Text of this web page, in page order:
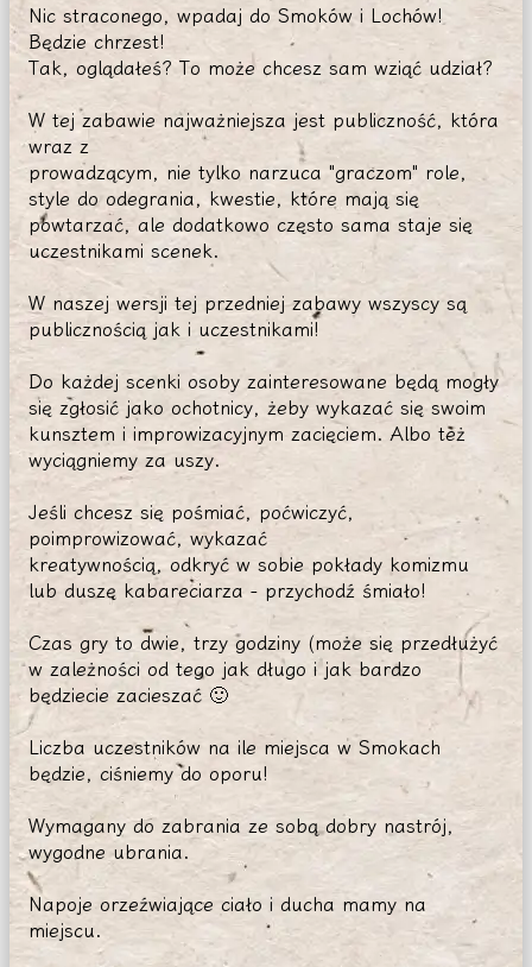
Nic straconego, wpadaj do Smoków i Lochów!
Będzie chrzest!
Tak, oglądałeś? To może chcesz sam wziąć udział?
W tej zabawie najważniejsza jest publiczność, która
wraz z
prowadzącym, nie tylko narzuca "graczom" role,
style do odegrania, kwestie, które mają się
powtarzać, ale dodatkowo często sama staje się
uczestnikami scenek.
W naszej wersji tej przedniej zabawy wszyscy są
publicznością jak i uczestnikami!
Do każdej scenki osoby zainteresowane będą mogły
się zgłosić jako ochotnicy, żeby wykazać się swoim
kunsztem i improwizacyjnym zacięciem. Albo też
wyciągniemy za uszy.
Jeśli chcesz się pośmiać, poćwiczyć,
poimprowizować, wykazać
kreatywnością, odkryć w sobie pokłady komizmu
lub duszę kabareciarza - przychodź śmiało!
Czas gry to dwie, trzy godziny (może się przedłużyć
w zależności od tego jak długo i jak bardzo
będziecie zacieszać 🙂
Liczba uczestników na ile miejsca w Smokach
będzie, ciśniemy do oporu!
Wymagany do zabrania ze sobą dobry nastrój,
wygodne ubrania.
Napoje orzeźwiające ciało i ducha mamy na
miejscu.